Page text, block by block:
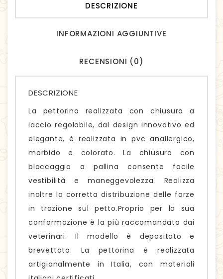
DESCRIZIONE
INFORMAZIONI AGGIUNTIVE
RECENSIONI (0)
DESCRIZIONE
La pettorina realizzata con chiusura a
laccio regolabile, dal design innovativo ed
elegante, è realizzata in pvc anallergico,
morbido e colorato. La chiusura con
bloccaggio a pallina consente facile
vestibilità e maneggevolezza. Realizza
inoltre la corretta distribuzione delle forze
in trazione sul petto.Proprio per la sua
conformazione è la più raccomandata dai
veterinari. Il modello è depositato e
brevettato. La pettorina è realizzata
artigianalmente in Italia, con materiali